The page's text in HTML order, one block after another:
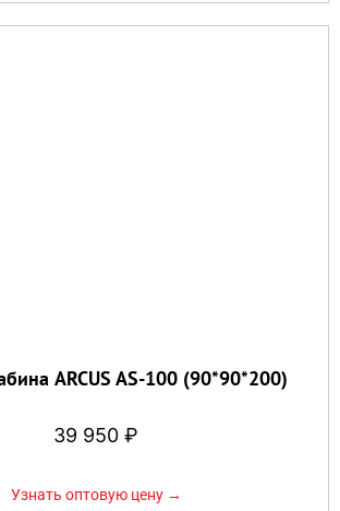
ARCUS AS-100 (90*90*200)
39 950 ₽
Узнать оптовую цену →